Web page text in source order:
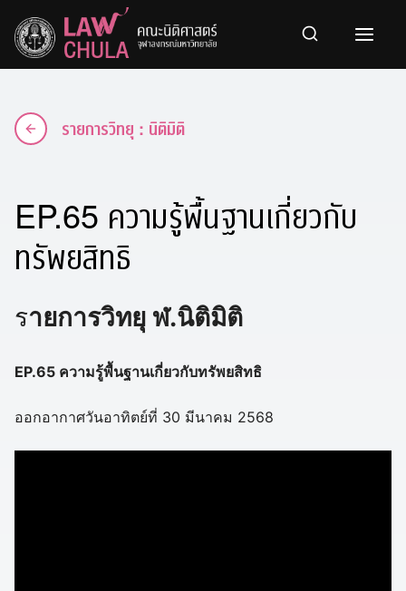
content
รายการวิทยุ : นิติมิติ
EP.65 ความรู้พื้นฐานเกี่ยวกับ
ทรัพยสิทธิ
รายการวิทยุ ฬ.นิติมิติ
EP.65 ความรู้พื้นฐานเกี่ยวกับทรัพยสิทธิ
ออกอากาศวันอาทิตย์ที่ 30 มีนาคม 2568